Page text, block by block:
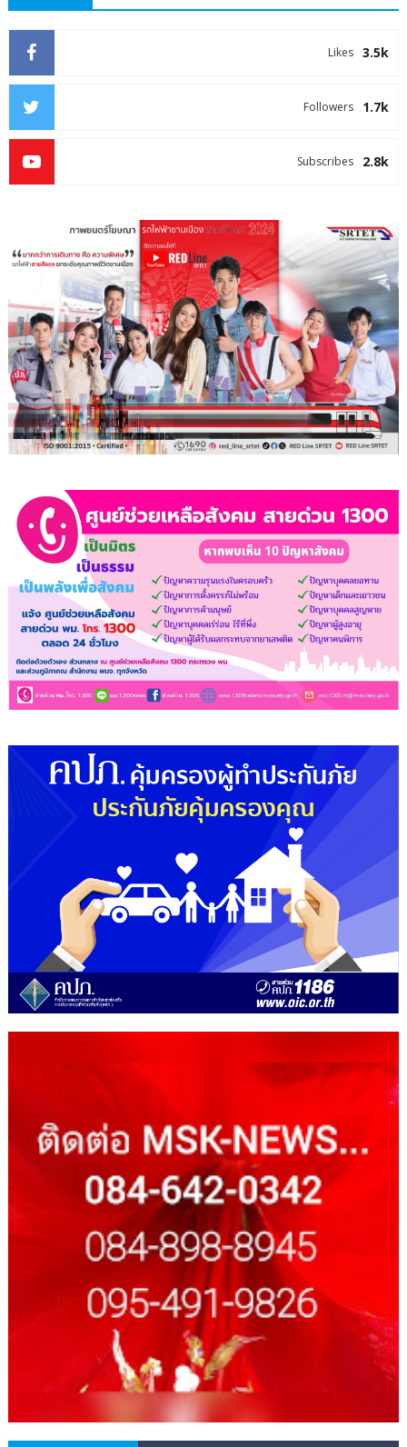
3.5k
Likes
1.7k
Followers
2.8k
Subscribes